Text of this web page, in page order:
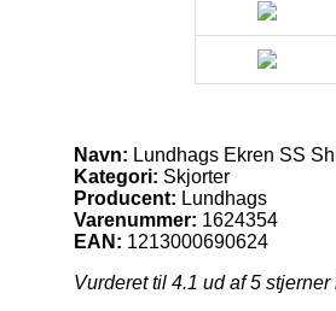
Navn: Lundhags Ekren SS
Kategori: Skjorter
Producent: Lundhags
Varenummer: 1624354
EAN: 1213000690624
Vurderet til 4.1 ud af 5 stjerner